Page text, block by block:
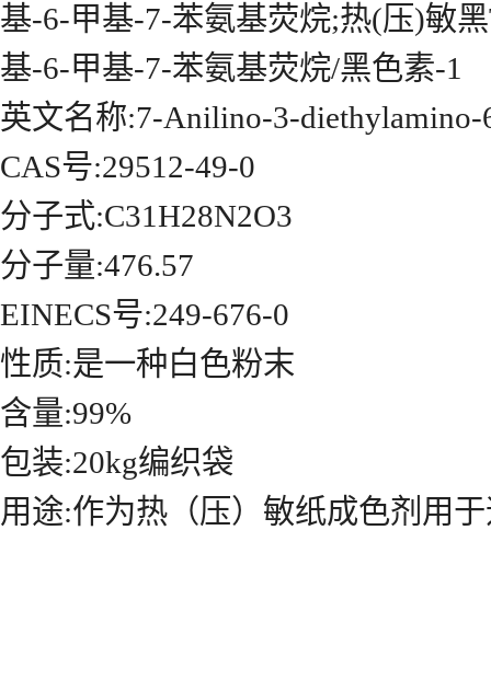
基-6-甲基-7-苯氨基荧烷;热(压)敏
基-6-甲基-7-苯氨基荧烷/黑色素-1
英文名称:7-Anilino-3-diethylamino-
CAS号:29512-49-0
分子式:C31H28N2O3
分子量:476.57
EINECS号:249-676-0
性质:是一种白色粉末
含量:99%
包装:20kg编织袋
用途:作为热（压）敏纸成色剂用